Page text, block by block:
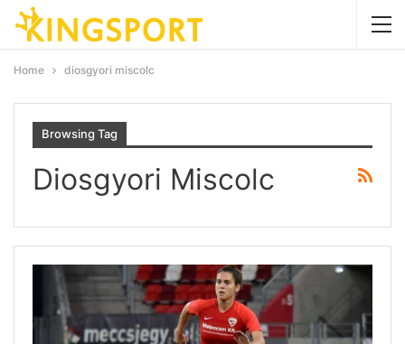
Home diosgyori miscolc
Browsing Tag
Diosgyori Miscolc